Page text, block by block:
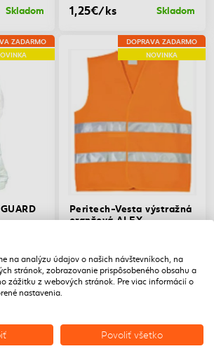
Skladom 1,25€/ks Skladom
ZADARMO
Skladom
DOPRAVA ZADARMO
NOVINKA
Peritech-Vesta výstražná
oranžová ALEX
2,75€/ks Skladom
na analýzu údajov o našich návštevníkoch, na
stránok, zobrazovanie prispôsobeného obsahu a
zážitku z webových stránok. Pre viac informácií o
nastavenia.
Povoliť všetko